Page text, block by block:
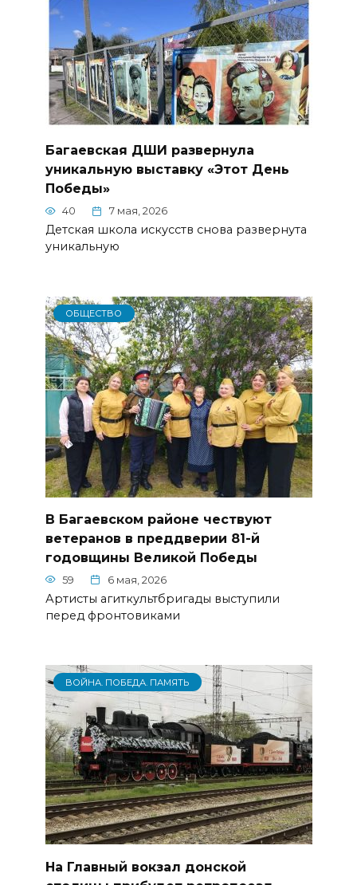
Багаевская ДШИ развернула
уникальную выставку «Этот День
Победы»
40 7 мая, 2026
Детская школа искусств снова развернута
уникальную
ОБЩЕСТВО
В Багаевском районе чествуют
ветеранов в преддверии 81-й
годовщины Великой Победы
59 6 мая, 2026
Артисты агиткультбригады выступили
перед фронтовиками
ВОЙНА. ПОБЕДА. ПАМЯТЬ
На Главный вокзал донской